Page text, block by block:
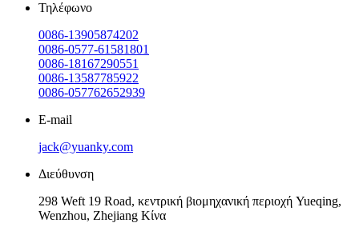
Τηλέφωνο
0086-13905874202
0086-0577-61581801
0086-18167290551
0086-13587785922
0086-057762652939
E-mail
jack@yuanky.com
Διεύθυνση
298 Weft 19 Road, κεντρική βιομηχανική περιοχή Yueqing,
Wenzhou, Zhejiang Κίνα